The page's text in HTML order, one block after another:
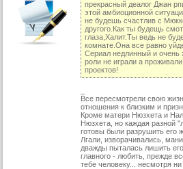
19 серия
19 серия (суб)
прекрасный деалог Джан
этой амбиоционной
не будешь счастлив с
другого.Как ты будещь
глаза,Халит.Ты ведь не
комнате.Она все равно
Сериал недлинный и очень
роли не играли а
проектов!
Все пересмотрели свою
отношения к близким и
Кроме матери Нюзхета и
Нюзхета, но каждая разной
готовы были разрушить его
Лгали, изворачивались,
дважды пыталась лишить
главного - любить, прежде
тебе человеку... несмотря ни